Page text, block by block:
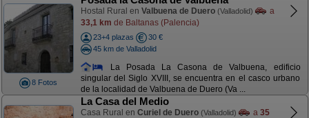
8 Fotos
Hostal Rural en Valbuena de Duero (Valladolid)
a
33,1 km de Baltanas (Palencia)
23+4 plazas
30 €
45 km de Valladolid
La Posada La Casona de Valbuena, edificio
singular del Siglo XVIII, se encuentra en el casco urbano
de la localidad de Valbuena de Duero (Va ...
La Casa del Medio
Casa Rural en Curiel de Duero (Valladolid) a 35